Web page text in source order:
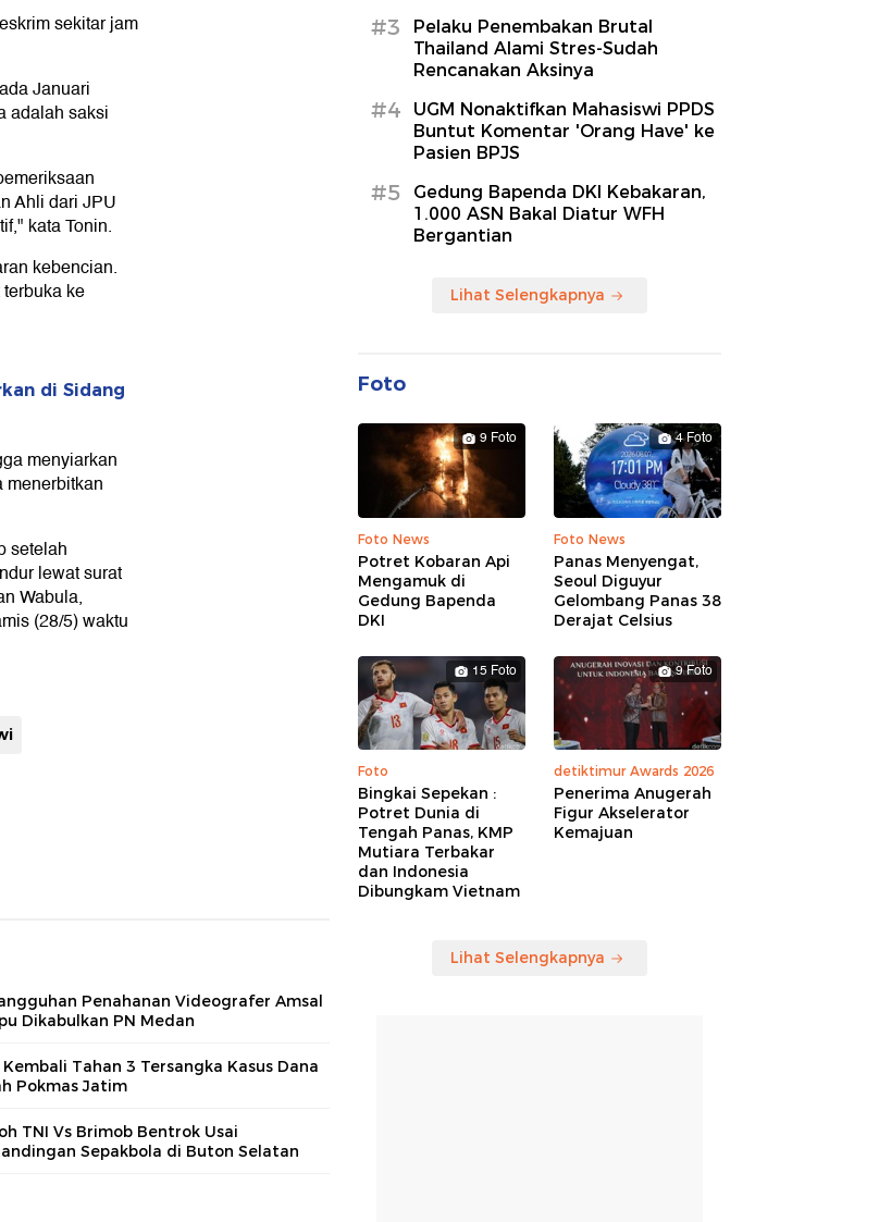
sekitar jam
Januari
adalah saksi
Ahli dari JPU
kata Tonin.
kebencian.
ke
di Sidang
menyiarkan
menerbitkan
setelah
lewat surat
Wabula,
(28/5) waktu
Penahanan Videografer Amsal
Dikabulkan PN Medan
Kembali Tahan 3 Tersangka Kasus Dana
Pokmas Jatim
TNI Vs Brimob Bentrok Usai
Sepakbola di Buton Selatan
#3
Pelaku Penembakan Brutal
Thailand Alami Stres-Sudah
Rencanakan Aksinya
#4
UGM Nonaktifkan Mahasiswi PPDS
Buntut Komentar 'Orang Have' ke
Pasien BPJS
#5
Gedung Bapenda DKI Kebakaran,
1.000 ASN Bakal Diatur WFH
Bergantian
Lihat Selengkapnya
Foto
9 Foto
Foto News
Potret Kobaran Api
Mengamuk di
Gedung Bapenda
DKI
4 Foto
Foto News
Panas Menyengat,
Seoul Diguyur
Gelombang Panas 38
Derajat Celsius
15 Foto
Foto
Bingkai Sepekan :
Potret Dunia di
Tengah Panas, KMP
Mutiara Terbakar
dan Indonesia
Dibungkam Vietnam
9 Foto
detiktimur Awards 2026
Penerima Anugerah
Figur Akselerator
Kemajuan
Lihat Selengkapnya